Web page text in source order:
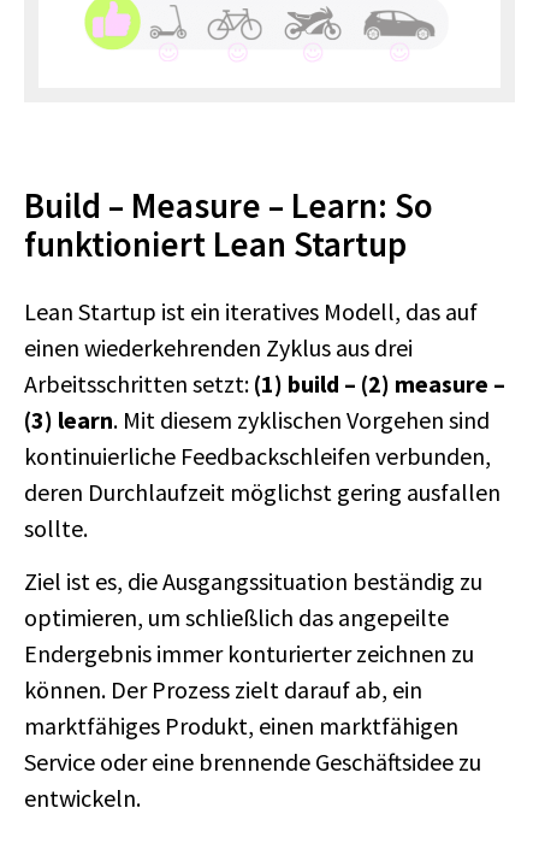
Build – Measure – Learn: So
funktioniert Lean Startup
Lean Startup ist ein iteratives Modell, das auf
einen wiederkehrenden Zyklus aus drei
Arbeitsschritten setzt: (1) build – (2) measure –
(3) learn. Mit diesem zyklischen Vorgehen sind
kontinuierliche Feedbackschleifen verbunden,
deren Durchlaufzeit möglichst gering ausfallen
sollte.
Ziel ist es, die Ausgangssituation beständig zu
optimieren, um schließlich das angepeilte
Endergebnis immer konturierter zeichnen zu
können. Der Prozess zielt darauf ab, ein
marktfähiges Produkt, einen marktfähigen
Service oder eine brennende Geschäftsidee zu
entwickeln.